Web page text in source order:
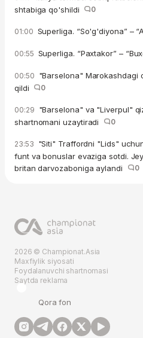
shtabiga qo'shildi
0
01:00 Superliga. “So'g'diyona” –
00:55 Superliga. “Paxtakor” –
00:50 "Barselona" Marokashdagi
qildi
0
00:29 "Barselona" va "Liverpul"
shartnomani uzaytiradi
0
23:53 "Siti" Traffordni "Lids"
funt va bonuslar evaziga sotdi.
britan darvozaboniga aylandi
0
2026 © Championat.Asia
Maxfiylik siyosati
Foydalanuvchi shartnomasi
Saytda reklama
Qora fon